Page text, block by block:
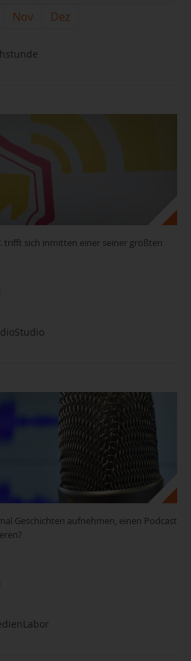
Nov Dez
trifft sich inmitten einer seiner größten
Geschichten aufnehmen, einen Podcast